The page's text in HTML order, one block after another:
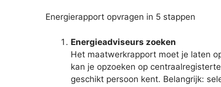
Energierapport opvragen in 5 stappen
Energieadviseurs zoeken
Het maatwerkrapport moet je laten
kan je opzoeken op
geschikt persoon kent. Belangrijk: